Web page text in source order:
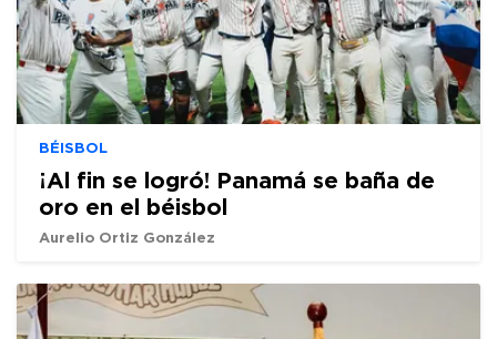
BÉISBOL
¡Al fin se logró! Panamá se baña de
oro en el béisbol
Aurelio Ortiz González